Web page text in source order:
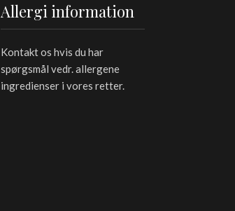
Allergi information
Kontakt os hvis du har
spørgsmål vedr. allergene
ingredienser i vores retter.